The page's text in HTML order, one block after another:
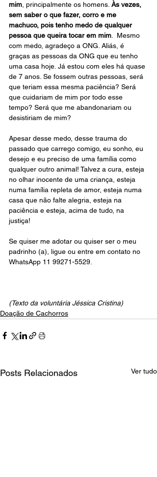
mim , principalmente os homens. Às vezes,
sem saber o que fazer, corro e me
machuco, pois tenho medo de qualquer
pessoa que queira tocar em mim .  Mesmo
com medo, agradeço a ONG. Aliás, é
graças as pessoas da ONG que eu tenho
uma casa hoje. Já estou com eles há quase
de 7 anos. Se fossem outras pessoas, será
que teriam essa mesma paciência? Será
que cuidariam de mim por todo esse
tempo? Será que me abandonariam ou
desistiriam de mim?
Apesar desse medo, desse trauma do
passado que carrego comigo, eu sonho, eu
desejo e eu preciso de uma família como
qualquer outro animal! Talvez a cura, esteja
no olhar inocente de uma criança, esteja
numa família repleta de amor, esteja numa
casa que não falte alegria, esteja na
paciência e esteja, acima de tudo, na
justiça!
Se quiser me adotar ou quiser ser o meu
padrinho (a), ligue ou entre em contato no
WhatsApp 11 99271-5529.
(Texto da voluntária Jéssica Cristina)
Doação de Cachorros
Posts Relacionados Ver tudo